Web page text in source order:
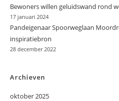
Bewoners willen geluidswand rond
17 januari 2024
Pandeigenaar Spoorweglaan
inspiratiebron
28 december 2022
Archieven
oktober 2025